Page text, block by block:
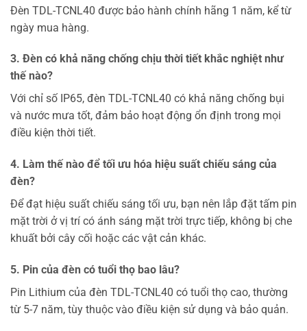
Đèn TDL-TCNL40 được bảo hành chính hãng 1 năm, kể từ
ngày mua hàng.
3. Đèn có khả năng chống chịu thời tiết khắc nghiệt như
thế nào?
Với chỉ số IP65, đèn TDL-TCNL40 có khả năng chống bụi
và nước mưa tốt, đảm bảo hoạt động ổn định trong mọi
điều kiện thời tiết.
4. Làm thế nào để tối ưu hóa hiệu suất chiếu sáng của
đèn?
Để đạt hiệu suất chiếu sáng tối ưu, bạn nên lắp đặt tấm pin
mặt trời ở vị trí có ánh sáng mặt trời trực tiếp, không bị che
khuất bởi cây cối hoặc các vật cản khác.
5. Pin của đèn có tuổi thọ bao lâu?
Pin Lithium của đèn TDL-TCNL40 có tuổi thọ cao, thường
từ 5-7 năm, tùy thuộc vào điều kiện sử dụng và bảo quản.